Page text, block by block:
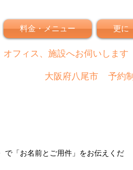
料金・メニュー 更に
フィス、施設へお伺いします
大阪府八尾市 予約制
で 「お名前とご用件 」
をお伝えくだ